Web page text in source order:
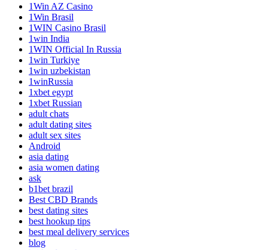
1Win AZ Casino
1Win Brasil
1WIN Casino Brasil
1win India
1WIN Official In Russia
1win Turkiye
1win uzbekistan
1winRussia
1xbet egypt
1xbet Russian
adult chats
adult dating sites
adult sex sites
Android
asia dating
asia women dating
ask
b1bet brazil
Best CBD Brands
best dating sites
best hookup tips
best meal delivery services
blog